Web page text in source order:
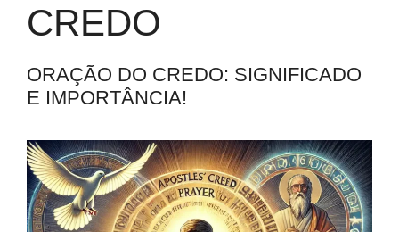
CREDO
ORAÇÃO DO CREDO: SIGNIFICADO
E IMPORTÂNCIA!